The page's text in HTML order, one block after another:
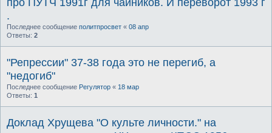
про ПУТЧ 1991г для чайников. И переворот 1993 г
.
Последнее сообщение политпросвет « 08 апр
Ответы: 2
"Репрессии" 37-38 года это не перегиб, а
"недогиб"
Последнее сообщение Регулятор « 18 мар
Ответы: 1
Доклад Хрущева "О культе личности." на